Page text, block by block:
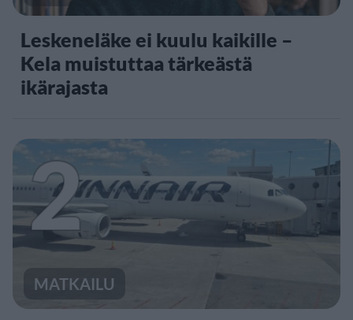
Leskeneläke ei kuulu kaikille –
Kela muistuttaa tärkeästä
ikärajasta
2
MATKAILU